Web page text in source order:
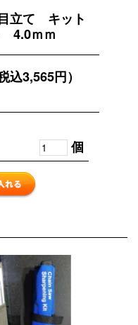
立て キット
4.0ｍｍ
込3,565円）
個